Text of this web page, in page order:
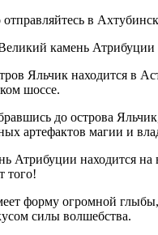
отправляйтесь в
камень Атрибуции
Яльчик находится в
шоссе.
до острова
артефактов магии и
Атрибуции находится на
того!
форму огромной
силы волшебства.